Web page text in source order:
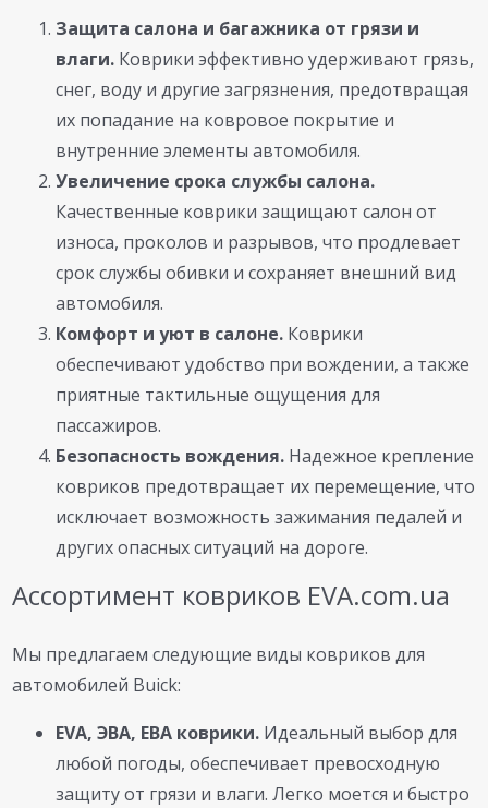
Защита салона и багажника от грязи и
влаги. Коврики эффективно удерживают грязь,
снег, воду и другие загрязнения, предотвращая
их попадание на ковровое покрытие и
внутренние элементы автомобиля.
Увеличение срока службы салона.
Качественные коврики защищают салон от
износа, проколов и разрывов, что продлевает
срок службы обивки и сохраняет внешний вид
автомобиля.
Комфорт и уют в салоне. Коврики
обеспечивают удобство при вождении, а также
приятные тактильные ощущения для
пассажиров.
Безопасность вождения. Надежное крепление
ковриков предотвращает их перемещение, что
исключает возможность зажимания педалей и
других опасных ситуаций на дороге.
Ассортимент ковриков EVA.com.ua
Мы предлагаем следующие виды ковриков для
автомобилей Buick:
EVA, ЭВА, ЕВА коврики. Идеальный выбор для
любой погоды, обеспечивает превосходную
защиту от грязи и влаги. Легко моется и быстро